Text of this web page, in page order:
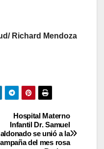
Richard Mendoza
Hospital Materno
Infantil Dr. Samuel
se unió a la
del mes rosa